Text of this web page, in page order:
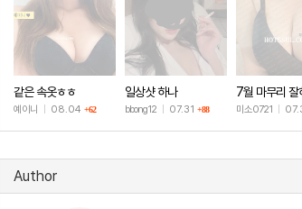
같은 속옷ㅎㅎ
예이니 08.04 +62
일상샷 하나
bbong12 07.31 +88
7월 마무리 잘
🫶
미소0721
Author